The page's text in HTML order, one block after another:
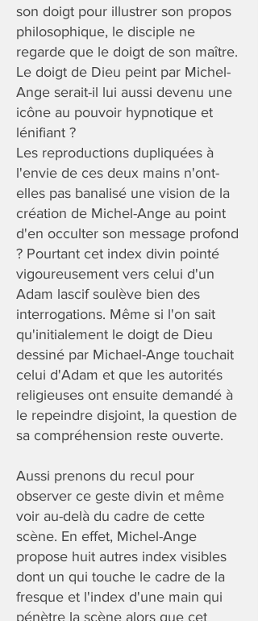
son doigt pour illustrer son propos
philosophique, le disciple ne
regarde que le doigt de son maître.
Le doigt de Dieu peint par Michel-
Ange serait-il lui aussi devenu une
icône au pouvoir hypnotique et
lénifiant ?
Les reproductions dupliquées à
l'envie de ces deux mains n'ont-
elles pas banalisé une vision de la
création de Michel-Ange au point
d'en occulter son message profond
? Pourtant cet index divin pointé
vigoureusement vers celui d'un
Adam lascif soulève bien des
interrogations. Même si l'on sait
qu'initialement le doigt de Dieu
dessiné par Michael-Ange touchait
celui d'Adam et que les autorités
religieuses ont ensuite demandé à
le repeindre disjoint, la question de
sa compréhension reste ouverte.
Aussi prenons du recul pour
observer ce geste divin et même
voir au-delà du cadre de cette
scène. En effet, Michel-Ange
propose huit autres index visibles
dont un qui touche le cadre de la
fresque et l'index d'une main qui
pénètre la scène alors que cet